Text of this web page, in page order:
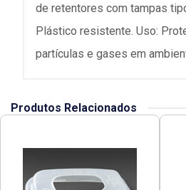
de retentores com tampas
Plástico resistente. Uso:
partículas e gases em
Produtos Relacionados